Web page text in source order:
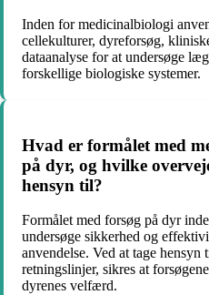
Inden for medicinalbiologi
cellekulturer, dyreforsøg,
dataanalyse for at undersøge
forskellige biologiske systemer.
Hvad er formålet med
på dyr, og hvilke
hensyn til?
Formålet med forsøg på dyr
undersøge sikkerhed og
anvendelse. Ved at tage
retningslinjer, sikres at
dyrenes velfærd.